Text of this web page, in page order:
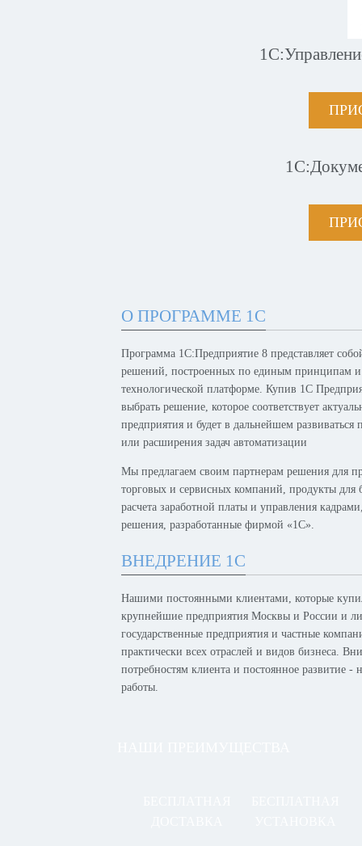
О ПРОГРАММЕ 1С
Программа 1С:Предприятие 8 представляет
решений, построенных по единым принципам
технологической платформе. Купив 1С
выбрать решение, которое соответствует
предприятия и будет в дальнейшем развиваться
или расширения задач автоматизации
Мы предлагаем своим партнерам решения для
торговых и сервисных компаний, продукты для
расчета заработной платы и управления
решения, разработанные фирмой «1С».
ВНЕДРЕНИЕ 1С
Нашими постоянными клиентами, которые
крупнейшие предприятия Москвы и России и
государственные предприятия и частные
практически всех отраслей и видов бизнеса.
потребностям клиента и постоянное развитие
работы.